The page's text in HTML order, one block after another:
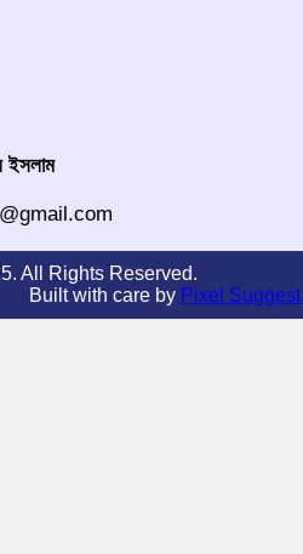
ইসলাম
All Rights Reserved.
Built with care by Pixel Suggest